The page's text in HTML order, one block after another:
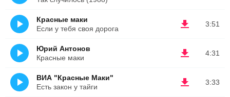
3:51
Красные маки
Если у тебя своя дорога
4:31
Юрий Антонов
Красные маки
3:33
ВИА "Красные Маки"
Есть закон у тайги